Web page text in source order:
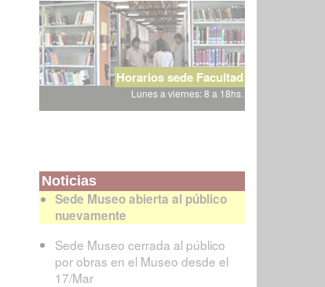
Horarios sede Facultad
Lunes a viernes: 8 a 18hs.
Noticias
Sede Museo abierta al público
nuevamente
Sede Museo cerrada al público
por obras en el Museo desde el
17/Mar